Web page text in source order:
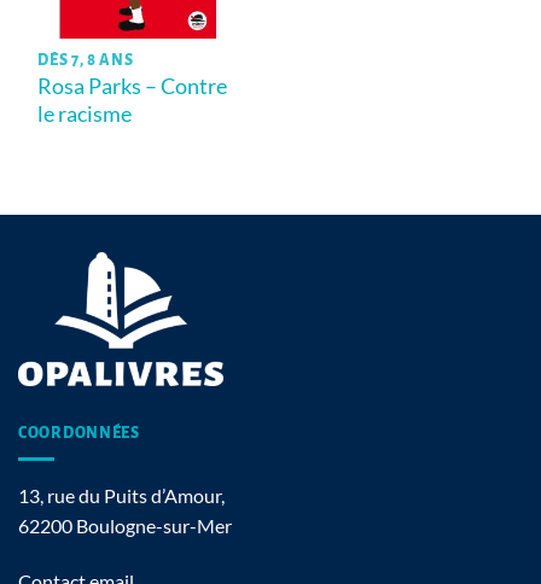
DÈS 7, 8 ANS
Rosa Parks – Contre
le racisme
COORDONNÉES
13, rue du Puits d’Amour,
62200 Boulogne-sur-Mer